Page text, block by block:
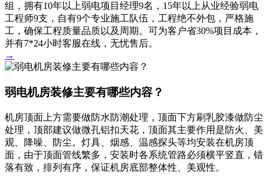
组，拥有10年以上弱电项目经理9名，15年以上从业经验弱电
工程师9支，自有9个专业施工队伍，工程绝不外包，严格施
工，确保工程质量品质以及周期。可为客户省30%项目成本，
并有7*24小时客服在线，无忧售后。
→
弱电机房装修主要有哪些内容？
机房顶面上方需要做防水防潮处理，顶面下方刷乳胶漆做防尘
处理，顶部建议做微孔铝扣天花，顶面其主要作用是防火、美
观、降噪、防尘。灯具、烟感、温感探头等均安装在机房顶
面，由于顶面管线繁多，安装时各系统管路必须横平竖直，错
落有致，排列有序，保证机房底部整体性、美观性。